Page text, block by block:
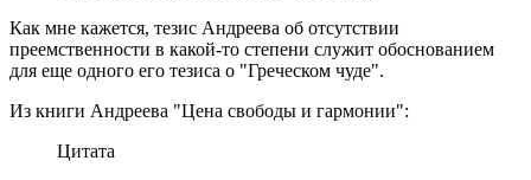
Как мне кажется, тезис Андреева об отсутствии
преемственности в какой-то степени служит обоснованием
для еще одного его тезиса о "Греческом чуде".
Из книги Андреева "Цена свободы и гармонии":
Цитата